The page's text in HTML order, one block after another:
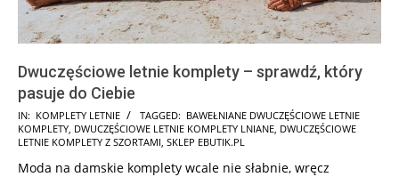
Dwuczęściowe letnie komplety – sprawdź, który
pasuje do Ciebie
2026-
05-
IN: KOMPLETY LETNIE TAGGED: BAWEŁNIANE DWUCZĘŚCIOWE LETNIE
KOMPLETY, DWUCZĘŚCIOWE LETNIE KOMPLETY LNIANE, DWUCZĘŚCIOWE
LETNIE KOMPLETY Z SZORTAMI, SKLEP EBUTIK.PL
Moda na damskie komplety wcale nie słabnie, wręcz